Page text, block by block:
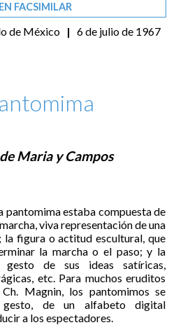
FACSIMILAR
de México | 6 de julio de 1967
Maria y Campos
pantomima estaba compuesta de
viva representación de una
la figura o actitud escultural, que
la marcha o el paso; y la
de sus ideas satíricas,
etc. Para muchos eruditos
Magnin, los pantomimos se
gesto, de un alfabeto digital
a los espectadores.